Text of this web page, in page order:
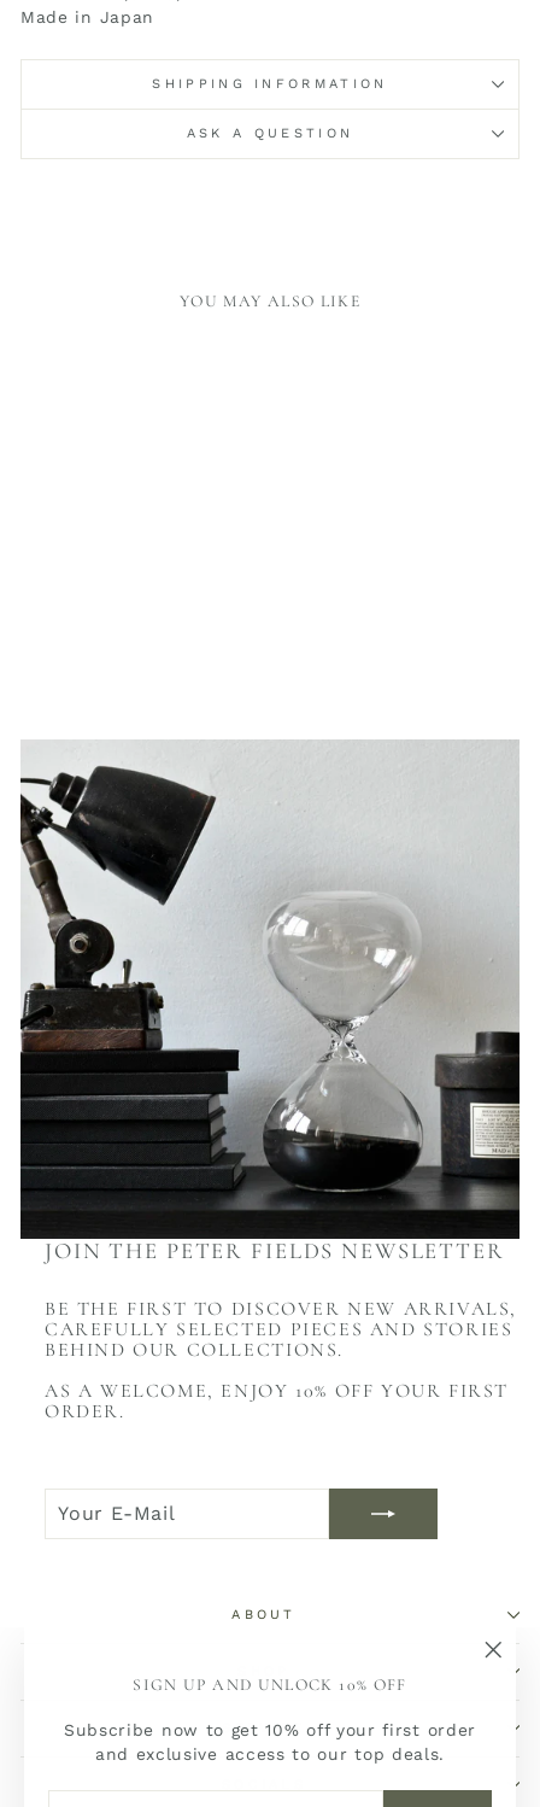
SIGN UP AND UNLOCK 10% OFF
Subscribe now to get 10% off your first order
and exclusive access to our top deals.
Made in Japan
SHIPPING INFORMATION
ASK A QUESTION
YOU MAY ALSO LIKE
JOIN THE PETER FIELDS NEWSLETTER
BE THE FIRST TO DISCOVER NEW ARRIVALS,
CAREFULLY SELECTED PIECES AND STORIES
BEHIND OUR COLLECTIONS.
AS A WELCOME, ENJOY 10% OFF YOUR FIRST
ORDER.
E-
MAIL
NOW
ABOUT
SERVICE